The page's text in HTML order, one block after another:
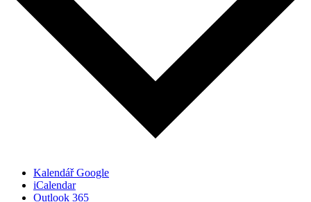
Kalendář Google
iCalendar
Outlook 365